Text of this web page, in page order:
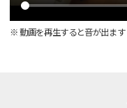
※ 動画を再生すると音が出ます